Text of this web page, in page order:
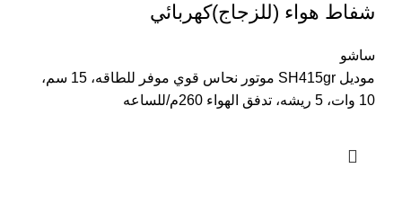
شفاط هواء (للزجاج)كهربائي
ساشو
موديل SH415gr موتور نحاس قوي موفر للطاقه، 15 سم،
10 وات، 5 ريشه، تدفق الهواء 260م/للساعه